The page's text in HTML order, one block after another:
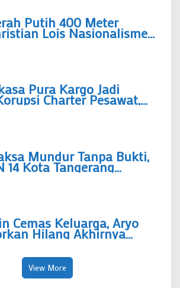
Putih 400 Meter
Lois Nasionalisme
Gotong Royong Warga
Pura Kargo Jadi
Charter Pesawat,
Dibayar tapi Boeing Tak
Mundur Tanpa Bukti,
14 Kota Tangerang
Pengeluaran
Cemas Keluarga, Aryo
Hilang Akhirnya
Polsek Pinang
View More